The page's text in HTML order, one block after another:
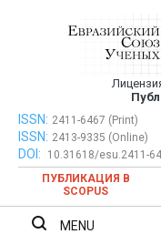
Евразийский Союз
ISSN: 2411-6467 (Print)
ISSN: 2413-9335 (Online)
DOI:
10.31618/esu.2411-
ПУБЛИКАЦИЯ В
SCOPUS
MENU